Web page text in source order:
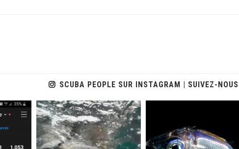
SCUBA PEOPLE SUR INSTAGRAM | SUIVEZ-NOUS
scuba_people_magazine